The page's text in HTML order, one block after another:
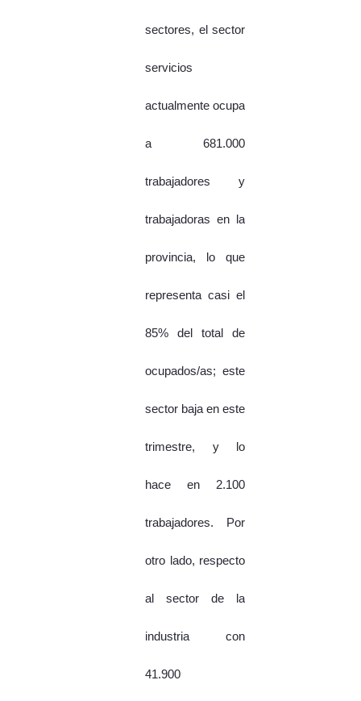
sectores, el sector
servicios
actualmente ocupa
a 681.000
trabajadores y
trabajadoras en la
provincia, lo que
representa casi el
85% del total de
ocupados/as; este
sector baja en este
trimestre, y lo
hace en 2.100
trabajadores. Por
otro lado, respecto
al sector de la
industria con
41.900